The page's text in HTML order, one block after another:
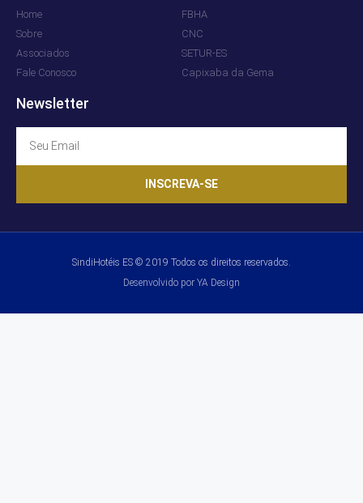
Home
Sobre
Associados
Fale Conosco
FBHA
CNC
SETUR-ES
Capixaba da Gema
Newsletter
INSCREVA-SE
SindiHotéis ES © 2019 Todos os direitos reservados.
Desenvolvido por YA Design